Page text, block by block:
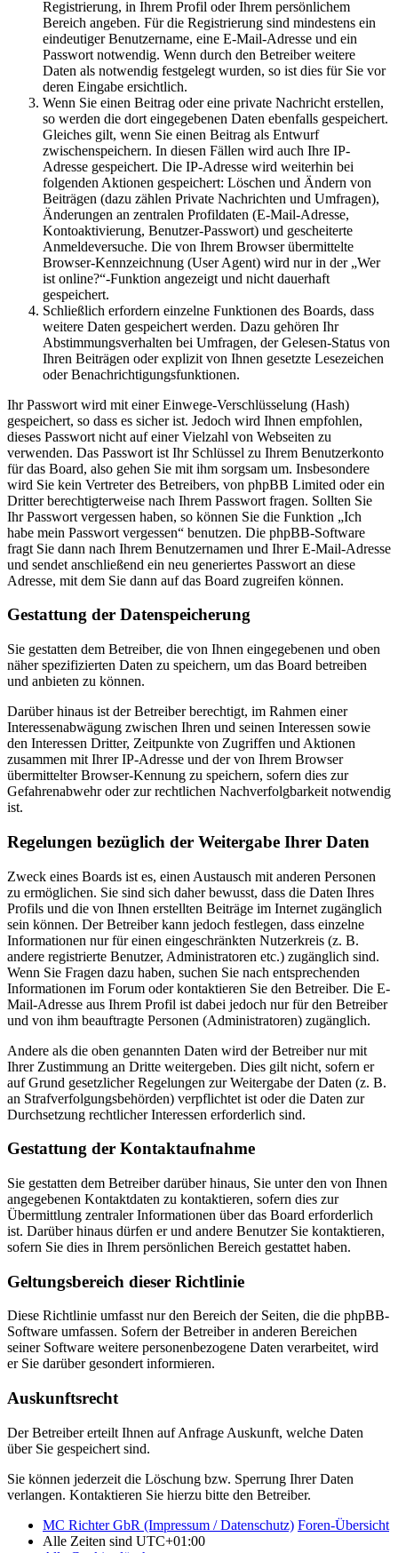
Registrierung, in Ihrem Profil oder Ihrem persönlichem
Bereich angeben. Für die Registrierung sind mindestens ein
eindeutiger Benutzername, eine E-Mail-Adresse und ein
Passwort notwendig. Wenn durch den Betreiber weitere
Daten als notwendig festgelegt wurden, so ist dies für Sie vor
deren Eingabe ersichtlich.
Wenn Sie einen Beitrag oder eine private Nachricht erstellen,
so werden die dort eingegebenen Daten ebenfalls gespeichert.
Gleiches gilt, wenn Sie einen Beitrag als Entwurf
zwischenspeichern. In diesen Fällen wird auch Ihre IP-
Adresse gespeichert. Die IP-Adresse wird weiterhin bei
folgenden Aktionen gespeichert: Löschen und Ändern von
Beiträgen (dazu zählen Private Nachrichten und Umfragen),
Änderungen an zentralen Profildaten (E-Mail-Adresse,
Kontoaktivierung, Benutzer-Passwort) und gescheiterte
Anmeldeversuche. Die von Ihrem Browser übermittelte
Browser-Kennzeichnung (User Agent) wird nur in der „Wer
ist online?“-Funktion angezeigt und nicht dauerhaft
gespeichert.
Schließlich erfordern einzelne Funktionen des Boards, dass
weitere Daten gespeichert werden. Dazu gehören Ihr
Abstimmungsverhalten bei Umfragen, der Gelesen-Status von
Ihren Beiträgen oder explizit von Ihnen gesetzte Lesezeichen
oder Benachrichtigungsfunktionen.
Ihr Passwort wird mit einer Einwege-Verschlüsselung (Hash)
gespeichert, so dass es sicher ist. Jedoch wird Ihnen empfohlen,
dieses Passwort nicht auf einer Vielzahl von Webseiten zu
verwenden. Das Passwort ist Ihr Schlüssel zu Ihrem Benutzerkonto
für das Board, also gehen Sie mit ihm sorgsam um. Insbesondere
wird Sie kein Vertreter des Betreibers, von phpBB Limited oder ein
Dritter berechtigterweise nach Ihrem Passwort fragen. Sollten Sie
Ihr Passwort vergessen haben, so können Sie die Funktion „Ich
habe mein Passwort vergessen“ benutzen. Die phpBB-Software
fragt Sie dann nach Ihrem Benutzernamen und Ihrer E-Mail-Adresse
und sendet anschließend ein neu generiertes Passwort an diese
Adresse, mit dem Sie dann auf das Board zugreifen können.
Gestattung der Datenspeicherung
Sie gestatten dem Betreiber, die von Ihnen eingegebenen und oben
näher spezifizierten Daten zu speichern, um das Board betreiben
und anbieten zu können.
Darüber hinaus ist der Betreiber berechtigt, im Rahmen einer
Interessenabwägung zwischen Ihren und seinen Interessen sowie
den Interessen Dritter, Zeitpunkte von Zugriffen und Aktionen
zusammen mit Ihrer IP-Adresse und der von Ihrem Browser
übermittelter Browser-Kennung zu speichern, sofern dies zur
Gefahrenabwehr oder zur rechtlichen Nachverfolgbarkeit notwendig
ist.
Regelungen bezüglich der Weitergabe Ihrer Daten
Zweck eines Boards ist es, einen Austausch mit anderen Personen
zu ermöglichen. Sie sind sich daher bewusst, dass die Daten Ihres
Profils und die von Ihnen erstellten Beiträge im Internet zugänglich
sein können. Der Betreiber kann jedoch festlegen, dass einzelne
Informationen nur für einen eingeschränkten Nutzerkreis (z. B.
andere registrierte Benutzer, Administratoren etc.) zugänglich sind.
Wenn Sie Fragen dazu haben, suchen Sie nach entsprechenden
Informationen im Forum oder kontaktieren Sie den Betreiber. Die E-
Mail-Adresse aus Ihrem Profil ist dabei jedoch nur für den Betreiber
und von ihm beauftragte Personen (Administratoren) zugänglich.
Andere als die oben genannten Daten wird der Betreiber nur mit
Ihrer Zustimmung an Dritte weitergeben. Dies gilt nicht, sofern er
auf Grund gesetzlicher Regelungen zur Weitergabe der Daten (z. B.
an Strafverfolgungsbehörden) verpflichtet ist oder die Daten zur
Durchsetzung rechtlicher Interessen erforderlich sind.
Gestattung der Kontaktaufnahme
Sie gestatten dem Betreiber darüber hinaus, Sie unter den von Ihnen
angegebenen Kontaktdaten zu kontaktieren, sofern dies zur
Übermittlung zentraler Informationen über das Board erforderlich
ist. Darüber hinaus dürfen er und andere Benutzer Sie kontaktieren,
sofern Sie dies in Ihrem persönlichen Bereich gestattet haben.
Geltungsbereich dieser Richtlinie
Diese Richtlinie umfasst nur den Bereich der Seiten, die die phpBB-
Software umfassen. Sofern der Betreiber in anderen Bereichen
seiner Software weitere personenbezogene Daten verarbeitet, wird
er Sie darüber gesondert informieren.
Auskunftsrecht
Der Betreiber erteilt Ihnen auf Anfrage Auskunft, welche Daten
über Sie gespeichert sind.
Sie können jederzeit die Löschung bzw. Sperrung Ihrer Daten
verlangen. Kontaktieren Sie hierzu bitte den Betreiber.
MC Richter GbR (Impressum / Datenschutz) Foren-Übersicht
Alle Zeiten sind UTC+01:00